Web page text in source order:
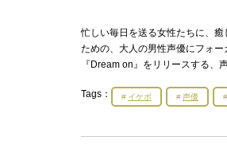
忙しい毎日を送る女性たちに、
ための、大人の男性声優にフォ
『Dream on』をリリースする、
Tags： イケボ 声優